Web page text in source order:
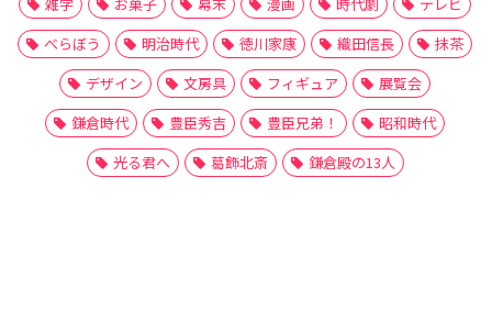
べらぼう
明治時代 徳川家康 織田信長
抹茶
デザイン
文房具 フィギュア
展覧会
鎌倉時代
豊臣秀吉 豊臣兄弟！
昭和時代
光る君へ
葛飾北斎 鎌倉殿の13人